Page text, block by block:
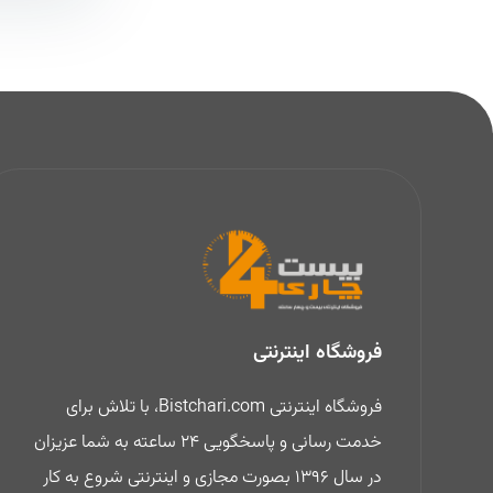
فروشگاه اینترنتی
فروشگاه اینترنتی Bistchari.com، با تلاش برای
خدمت رسانی و پاسخگویی 24 ساعته به شما عزیزان
در سال 1396 بصورت مجازی و اینترنتی شروع به کار